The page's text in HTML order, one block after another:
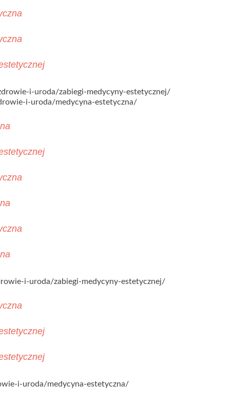
i-uroda/zabiegi-medycyny-estetycznej/
i-uroda/medycyna-estetyczna/
i-uroda/zabiegi-medycyny-estetycznej/
i-uroda/medycyna-estetyczna/